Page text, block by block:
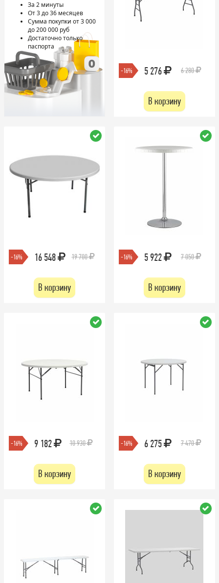
За 2 минуты
От 3 до 36 месяцев
Сумма покупки от 3 000
до 200 000 руб
Достаточно только
паспорта
-16% 5 276 6 280
В корзину
-16% 16 548 19 700
В корзину
-16% 5 922 7 050
В корзину
-16% 9 182 10 930
В корзину
-16% 6 275 7 470
В корзину